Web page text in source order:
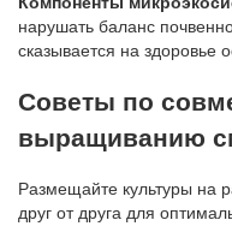
нарушать баланс
сказывается на здоровье
Советы по
выращиванию
Размещайте культуры на
друг от друга для